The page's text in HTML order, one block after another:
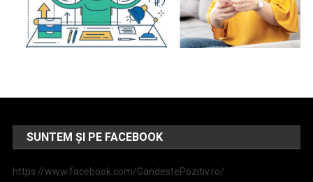
SUNTEM ȘI PE FACEBOOK
https://www.facebook.com/GandestePozitiv.ro/